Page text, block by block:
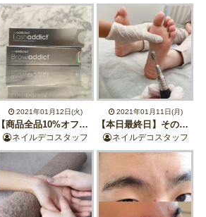
2021年01月12日(火)
【商品全品10%オフ】BCFORCEはさらにお得に！【~1/31】
ネイルデコスタッフ
2021年01月11日(月)
【本日最終日】その場で使えるクーポンプレゼント【まつ毛&ネイル】
ネイルデコスタッフ